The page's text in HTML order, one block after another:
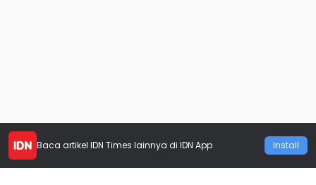
Baca artikel IDN Times lainnya di IDN App Install